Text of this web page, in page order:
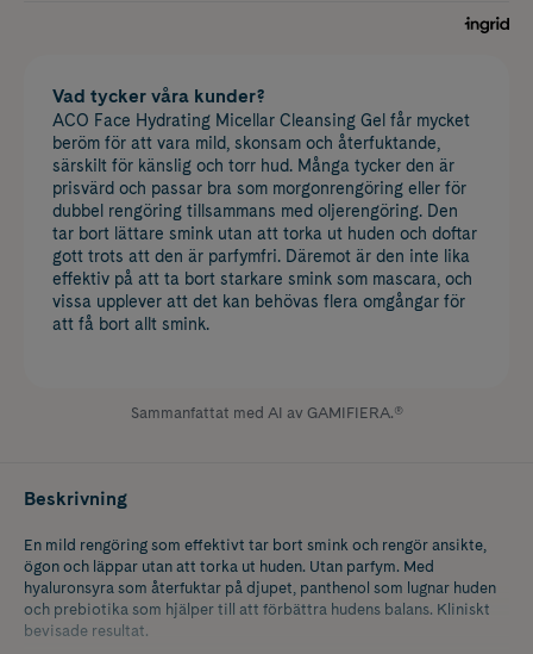
Vad tycker våra kunder?
ACO Face Hydrating Micellar Cleansing Gel får mycket
beröm för att vara mild, skonsam och återfuktande,
särskilt för känslig och torr hud. Många tycker den är
prisvärd och passar bra som morgonrengöring eller för
dubbel rengöring tillsammans med oljerengöring. Den
tar bort lättare smink utan att torka ut huden och doftar
gott trots att den är parfymfri. Däremot är den inte lika
effektiv på att ta bort starkare smink som mascara, och
vissa upplever att det kan behövas flera omgångar för
att få bort allt smink.
Sammanfattat med AI av GAMIFIERA.®
Beskrivning
En mild rengöring som effektivt tar bort smink och rengör ansikte,
ögon och läppar utan att torka ut huden. Utan parfym. Med
hyaluronsyra som återfuktar på djupet, panthenol som lugnar huden
och prebiotika som hjälper till att förbättra hudens balans. Kliniskt
bevisade resultat.